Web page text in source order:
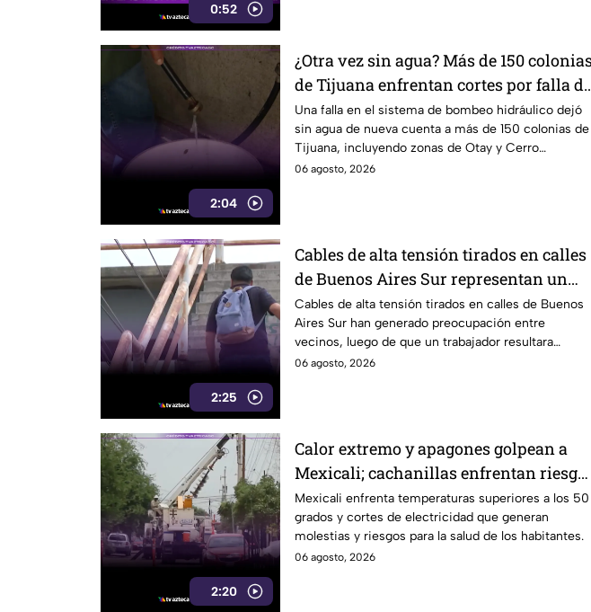
0:52
2:04
¿Otra vez sin agua? Más de 150
de Tijuana enfrentan cortes por falla de
CESPT
Una falla en el sistema de bombeo hidráulico dejó
sin agua de nueva cuenta a más de 150 colonias de
Tijuana, incluyendo zonas de Otay y Cerro
Colorado.
06 agosto, 2026
2:25
Cables de alta tensión tirados en calles
de Buenos Aires Sur representan un
riesgo para peatones en Tijuana
Cables de alta tensión tirados en calles de Buenos
Aires Sur han generado preocupación entre
vecinos, luego de que un trabajador resultara
electrocutado.
06 agosto, 2026
2:20
Calor extremo y apagones golpean a
Mexicali; cachanillas enfrentan riesgos
por falta de electricidad
Mexicali enfrenta temperaturas superiores a los 50
grados y cortes de electricidad que generan
molestias y riesgos para la salud de los habitantes.
06 agosto, 2026